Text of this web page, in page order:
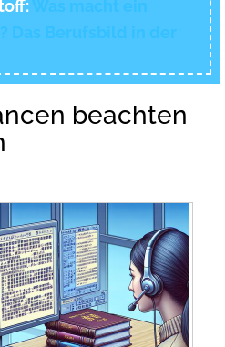
Was macht ein
Das Berufsbild in der
beachten